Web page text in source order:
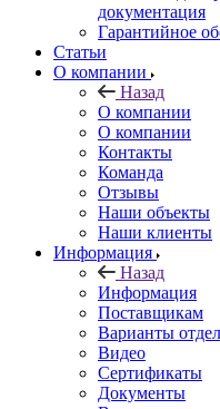
документация
Гарантийное
Статьи
О компании
Назад
О компании
О компании
Контакты
Команда
Отзывы
Наши объекты
Наши клиенты
Информация
Назад
Информация
Поставщикам
Варианты
Видео
Сертификаты
Документы